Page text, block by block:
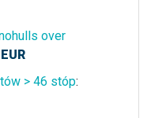
over
EUR
> 46 stóp: